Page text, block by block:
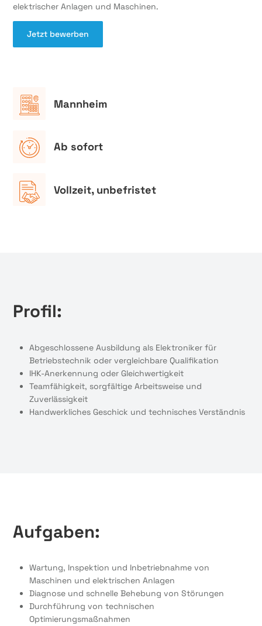
elektrischer Anlagen und Maschinen.
Jetzt bewerben
Mannheim
Ab sofort
Vollzeit, unbefristet
Profil:
Abgeschlossene Ausbildung als Elektroniker für
Betriebstechnik oder vergleichbare Qualifikation
IHK-Anerkennung oder Gleichwertigkeit
Teamfähigkeit, sorgfältige Arbeitsweise und
Zuverlässigkeit
Handwerkliches Geschick und technisches Verständnis
Aufgaben:
Wartung, Inspektion und Inbetriebnahme von
Maschinen und elektrischen Anlagen
Diagnose und schnelle Behebung von Störungen
Durchführung von technischen
Optimierungsmaßnahmen